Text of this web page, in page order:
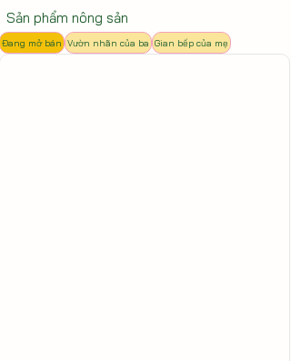
Sản phẩm nông sản
Đang mở bán Vườn nhãn của ba Gian bếp của mẹ